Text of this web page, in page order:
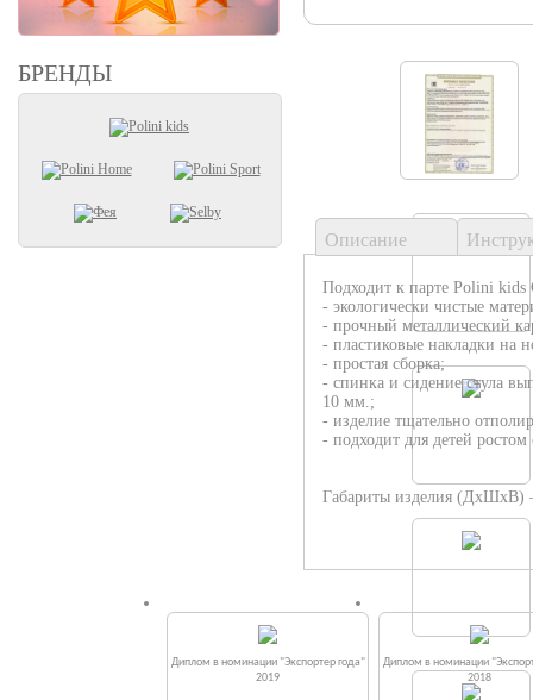
БРЕНДЫ
Описание
Подходит к парте Polini
- экологически чистые
- прочный металлический
- пластиковые накладки на
- простая сборка;
- спинка и сидение стула
10 мм.;
- изделие тщательно
- подходит для детей
Габариты изделия (ДхШхВ)
Диплом в номинации "Экспортер года"
2019
Диплом в номинации
2018